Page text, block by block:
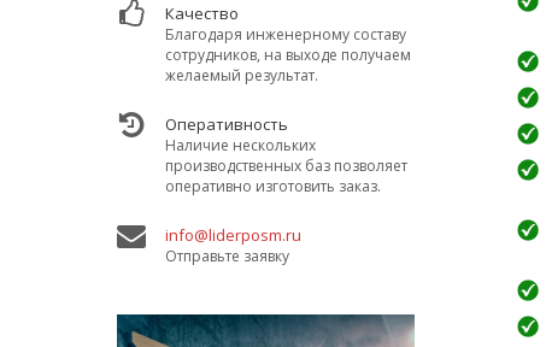
Качество
Благодаря инженерному составу
сотрудников, на выходе получаем
желаемый результат.
Оперативность
Наличие нескольких
производственных баз позволяет
оперативно изготовить заказ.
info@liderposm.ru
Отправьте заявку